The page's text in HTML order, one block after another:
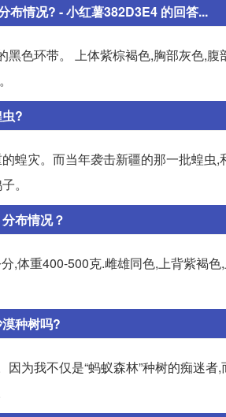
布情况? - 小红薯382D3E4 的回答...
黑色环带。 上体紫棕褐色,胸部灰色,
?
蝗灾。而当年袭击新疆的那一批蝗
。
布情况？
,体重400-500克.雌雄同色,上背紫褐
种树吗?
为我不仅是“蚂蚁森林”种树的痴迷